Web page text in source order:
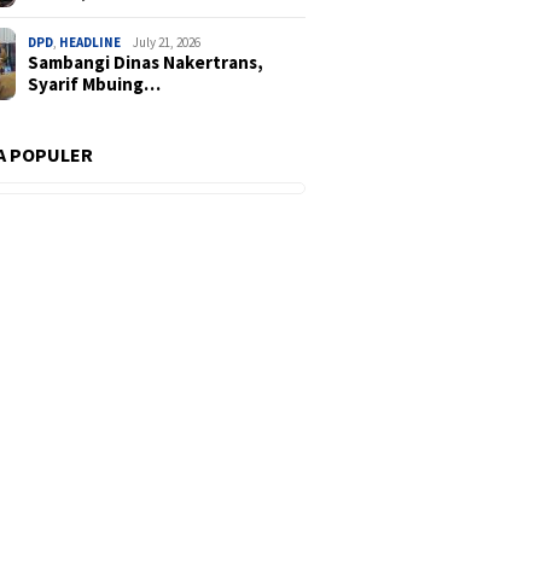
DPD, HEADLINE July 21, 2026
Sambangi Dinas Nakertrans,
Syarif Mbuing…
POPULER